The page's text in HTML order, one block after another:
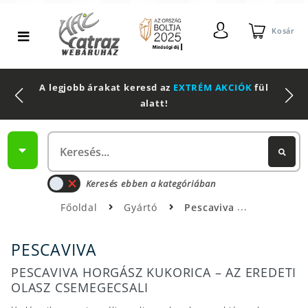
Kosár
A legjobb árakat keresd az EXTRÉM AKCIÓK fül
alatt!
Keresés ebben a kategóriában
Főoldal Gyártó Pescaviva
PESCAVIVA
PESCAVIVA HORGÁSZ KUKORICA – AZ EREDETI
OLASZ CSEMEGECSALI